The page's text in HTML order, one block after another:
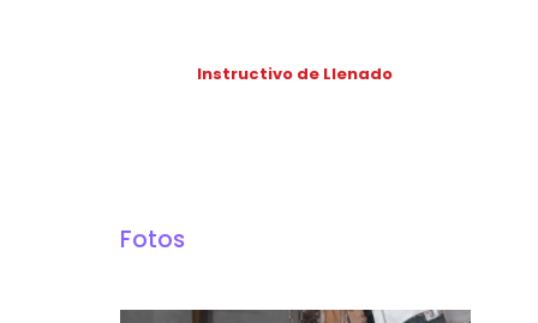
Instructivo de Llenado
Fotos